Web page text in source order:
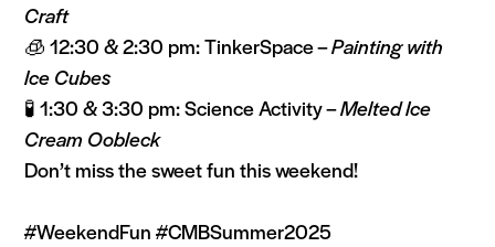
Craft
🧊 12:30 & 2:30 pm: TinkerSpace –Painting with
Ice Cubes
🧪 1:30 & 3:30 pm: Science Activity –Melted Ice
Cream Oobleck
Don’t miss the sweet fun this weekend!
#WeekendFun #CMBSummer2025